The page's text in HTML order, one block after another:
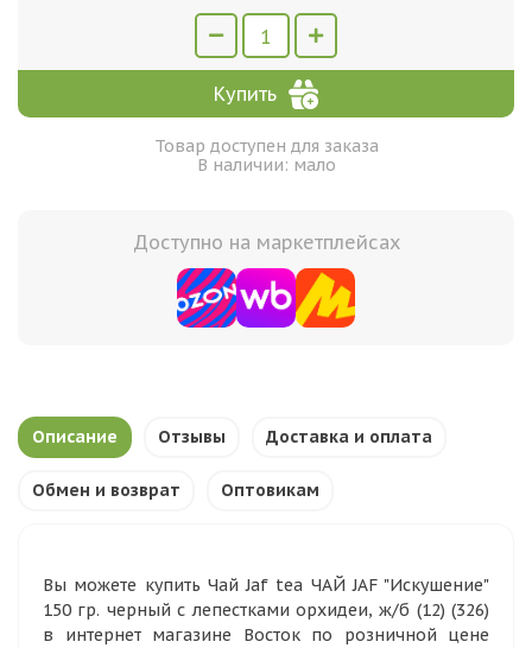
Купить
Товар доступен для заказа
В наличии: мало
Доступно на маркетплейсах
Описание Отзывы Доставка и оплата
Обмен и возврат Оптовикам
Вы можете купить Чай Jaf tea ЧАЙ JAF "Искушение"
150 гр. черный с лепестками орхидеи, ж/б (12) (326)
в интернет магазине Восток по розничной цене